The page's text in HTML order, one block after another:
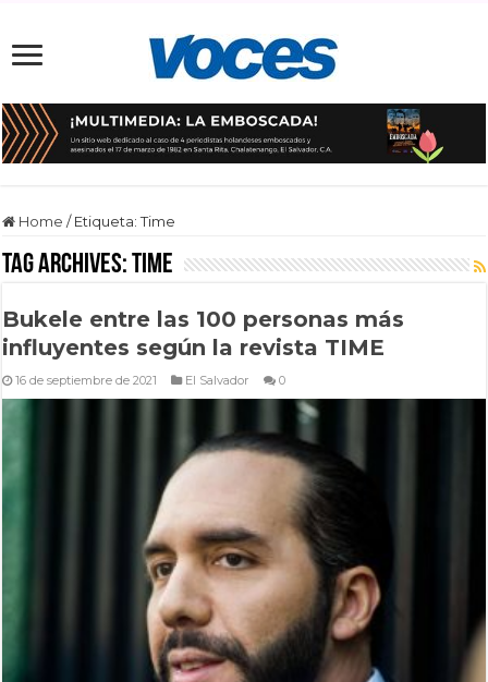
Home / Etiqueta:Time
Tag Archives:Time
Bukele entre las 100 personas más
influyentes según la revista TIME
16 de septiembre de 2021 El Salvador 0